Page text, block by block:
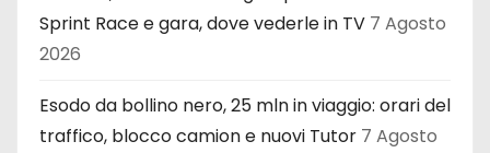
Sprint Race e gara, dove vederle in TV 7 Agosto
2026
Esodo da bollino nero, 25 mln in viaggio: orari del
traffico, blocco camion e nuovi Tutor 7 Agosto